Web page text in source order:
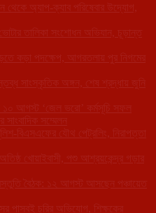
থেকে অ্যাপ-ক্যাব পরিষেবার উদ্যোগ,
তালিকা সংশোধন অভিযান, চূড়ান্ত
কড়া পদক্ষেপ, আগরতলায় পুর নিগমের
সাংস্কৃতিক অঙ্গন, শেষ শ্রদ্ধায় জুনি
১০ আগস্ট ‘জেল ভরো’ কর্মসূচি সফল
সাংবাদিক সম্মেলন
বিএসএফের যৌথ পেট্রলিং, নিরাপত্তা
খোয়াইবাসী, পশু আশ্রয়কেন্দ্র গড়ার
বৈঠক: ১২ আগস্ট আসছেন পঞ্চায়েত
পাসবই চুরির অভিযোগ, শিক্ষকের